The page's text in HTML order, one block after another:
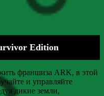
Edition
франшиза ARK, в этой
и управляйте
дикие земли,